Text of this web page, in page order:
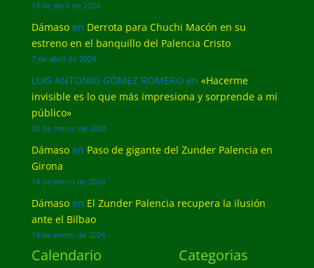
13 de abril de 2024
Dámasoen Derrota para Chuchi Macón en su
estreno en el banquillo del Palencia Cristo
7 de abril de 2024
LUIS ANTONIO GÓMEZ ROMERO en «Hacerme
invisible es lo que más impresiona y sorprende a mi
público»
20 de marzo de 2024
Dámasoen Paso de gigante del Zunder Palencia en
Girona
14 de enero de 2024
Dámasoen El Zunder Palencia recupera la ilusión
ante el Bilbao
14 de enero de 2024
Calendario Categorias